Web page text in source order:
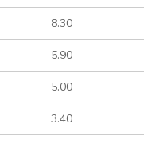
8.30
5.90
5.00
3.40